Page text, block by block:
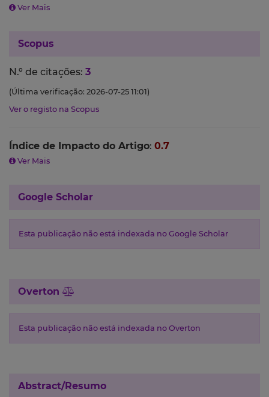
Ver Mais
Scopus
N.º de citações: 3
(Última verificação: 2026-07-25 11:01)
Ver o registo na Scopus
Índice de Impacto do Artigo: 0.7
Ver Mais
Google Scholar
Esta publicação não está indexada no Google Scholar
Overton
Esta publicação não está indexada no Overton
Abstract/Resumo